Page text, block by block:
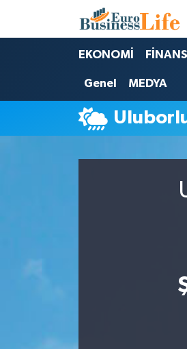
EKONOMİ FİNANS
Genel MEDYA
Nöbetçi Eczaneler
Hava Durumu
Namaz Vakitleri
Trafik Durumu
Süper Lig Puan Durumu ve
Son Dakika Haberleri